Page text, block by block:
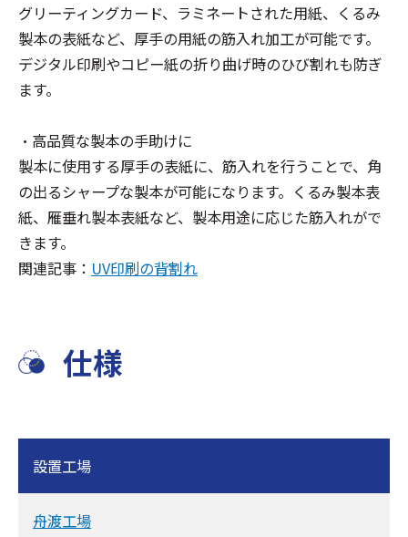
グリーティングカード、ラミネートされた用紙、くるみ
製本の表紙など、厚手の用紙の筋入れ加工が可能です。
デジタル印刷やコピー紙の折り曲げ時のひび割れも防ぎ
ます。
・高品質な製本の手助けに
製本に使用する厚手の表紙に、筋入れを行うことで、角
の出るシャープな製本が可能になります。くるみ製本表
紙、雁垂れ製本表紙など、製本用途に応じた筋入れがで
きます。
関連記事： UV印刷の背割れ
仕様
設置工場
舟渡工場